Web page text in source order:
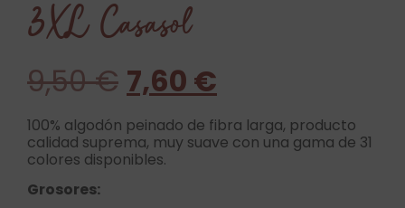
3XL Casasol
9,50€ 7,60 €
100% algodón peinado de fibra larga, producto
calidad suprema, muy suave con una gama de 31
colores disponibles.
Grosores: